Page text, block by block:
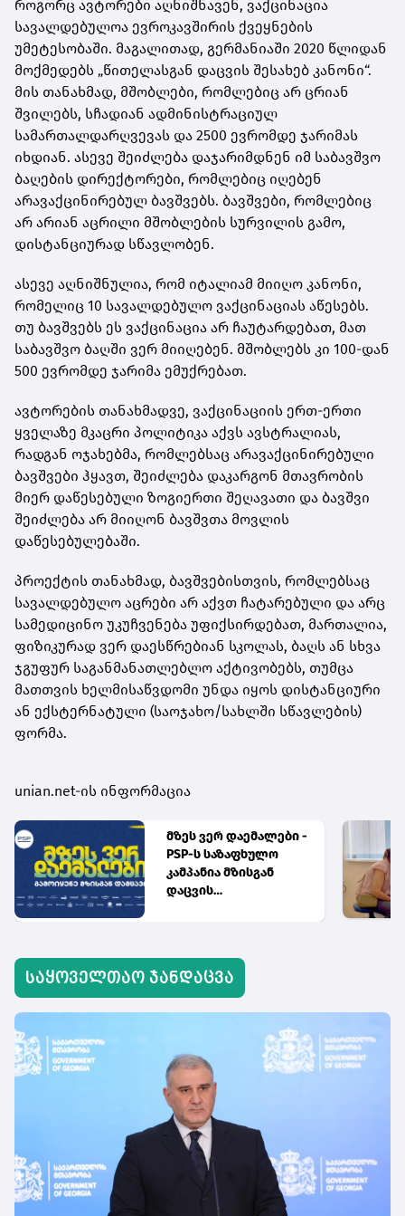
როგორც ავტორები აღნიშნავენ, ვაქცინაცია
სავალდებულოა ევროკავშირის ქვეყნების
უმეტესობაში. მაგალითად, გერმანიაში 2020 წლიდან
მოქმედებს „წითელასგან დაცვის შესახებ კანონი“.
მის თანახმად, მშობლები, რომლებიც არ ცრიან
შვილებს, სჩადიან ადმინისტრაციულ
სამართალდარღვევას და 2500 ევრომდე ჯარიმას
იხდიან. ასევე შეიძლება დაჯარიმდნენ იმ საბავშვო
ბაღების დირექტორები, რომლებიც იღებენ
არავაქცინირებულ ბავშვებს. ბავშვები, რომლებიც
არ არიან აცრილი მშობლების სურვილის გამო,
დისტანციურად სწავლობენ.
ასევე აღნიშნულია, რომ იტალიამ მიიღო კანონი,
რომელიც 10 სავალდებულო ვაქცინაციას აწესებს.
თუ ბავშვებს ეს ვაქცინაცია არ ჩაუტარდებათ, მათ
საბავშვო ბაღში ვერ მიიღებენ. მშობლებს კი 100-დან
500 ევრომდე ჯარიმა ემუქრებათ.
ავტორების თანახმადვე, ვაქცინაციის ერთ-ერთი
ყველაზე მკაცრი პოლიტიკა აქვს ავსტრალიას,
რადგან ოჯახებმა, რომლებსაც არავაქცინირებული
ბავშვები ჰყავთ, შეიძლება დაკარგონ მთავრობის
მიერ დაწესებული ზოგიერთი შეღავათი და ბავშვი
შეიძლება არ მიიღონ ბავშვთა მოვლის
დაწესებულებაში.
პროექტის თანახმად, ბავშვებისთვის, რომლებსაც
სავალდებულო აცრები არ აქვთ ჩატარებული და არც
სამედიცინო უკუჩვენება უფიქსირდებათ, მართალია,
ფიზიკურად ვერ დაესწრებიან სკოლას, ბაღს ან სხვა
ჯგუფურ საგანმანათლებლო აქტივობებს, თუმცა
მათთვის ხელმისაწვდომი უნდა იყოს დისტანციური
ან ექსტერნატული (საოჯახო/სახლში სწავლების)
ფორმა.
unian.net-ის ინფორმაცია
მზეს ვერ დაემალები -
PSP-ს საზაფხულო
კამპანია მზისგან
დაცვის
საყოველთაო ჯანდაცვა